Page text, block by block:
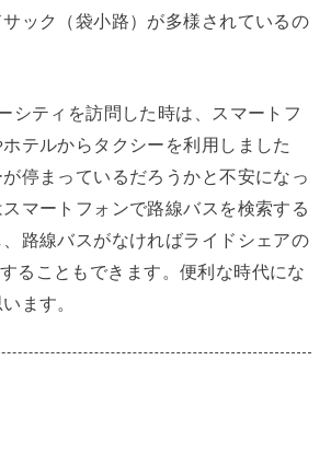
ック（袋小路）が多様されているの
シティを訪問した時は、スマートフ
テルからタクシーを利用しました
停まっているだろうかと不安になっ
マートフォンで路線バスを検索する
路線バスがなければライドシェアの
ることもできます。便利な時代にな
ます。